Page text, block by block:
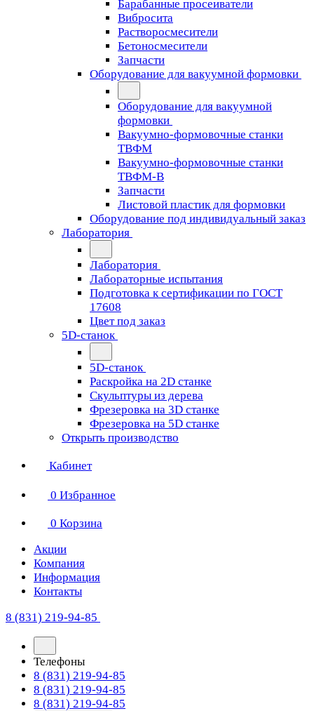
Барабанные просеиватели
Вибросита
Растворосмесители
Бетоносмесители
Запчасти
Оборудование для вакуумной формовки
Оборудование для вакуумной
формовки
Вакуумно-формовочные станки
ТВФМ
Вакуумно-формовочные станки
ТВФМ-В
Запчасти
Листовой пластик для формовки
Оборудование под индивидуальный заказ
Лаборатория
Лаборатория
Лабораторные испытания
Подготовка к сертификации по ГОСТ
17608
Цвет под заказ
5D-станок
5D-станок
Раскройка на 2D станке
Скульптуры из дерева
Фрезеровка на 3D станке
Фрезеровка на 5D станке
Открыть производство
Кабинет
0 Избранное
0 Корзина
Акции
Компания
Информация
Контакты
8 (831) 219-94-85
Телефоны
8 (831) 219-94-85
8 (831) 219-94-85
8 (831) 219-94-85